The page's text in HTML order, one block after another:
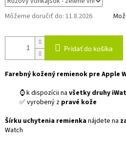
Môžeme doručiť do: 11.8.2026
Pridať do košíka
Farebný kožený remienok pre Apple
⌚ k dispozícii na všetky druhy
✅ vyrobený z pravé kože
Šírku uchytenia remienkanájdete na
Watch